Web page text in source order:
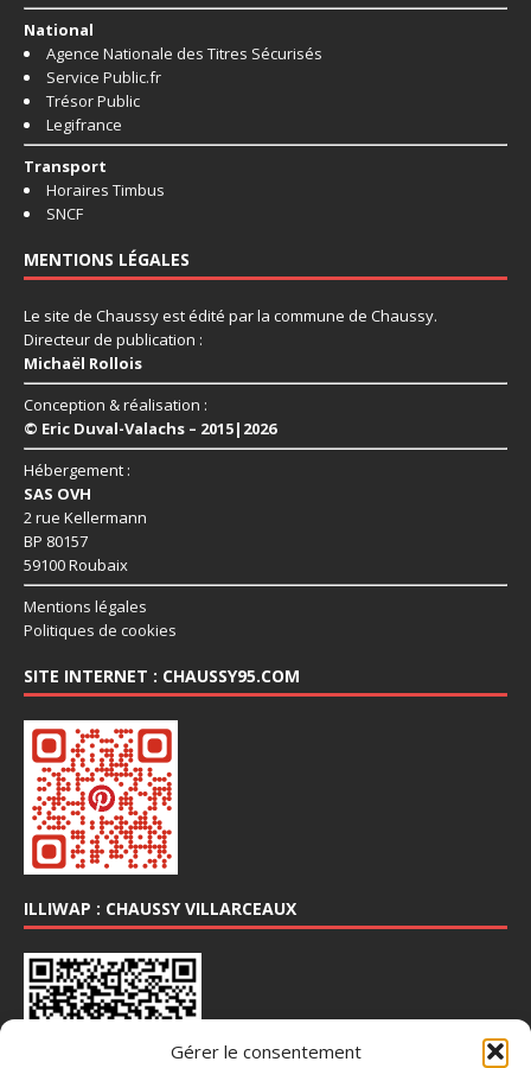
Gérer le consentement
National
Agence Nationale des Titres Sécurisés
Service Public.fr
Trésor Public
Legifrance
Transport
Horaires Timbus
SNCF
MENTIONS LÉGALES
Le site de Chaussy est édité par la commune de Chaussy.
Directeur de publication :
Michaël Rollois
Conception & réalisation :
© Eric Duval-Valachs – 2015|2026
Hébergement :
SAS OVH
2 rue Kellermann
BP 80157
59100 Roubaix
Mentions légales
Politiques de cookies
SITE INTERNET : CHAUSSY95.COM
ILLIWAP : CHAUSSY VILLARCEAUX